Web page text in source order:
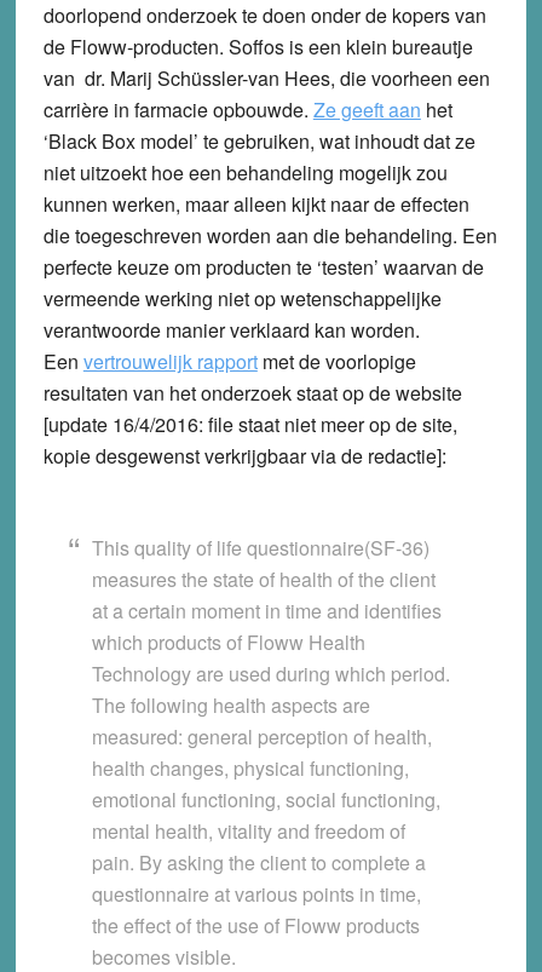
doorlopend onderzoek te doen onder de kopers van
de Floww-producten. Soffos is een klein bureautje
van dr. Marij Schüssler-van Hees, die voorheen een
carrière in farmacie opbouwde. Ze geeft aan het
‘Black Box model’ te gebruiken, wat inhoudt dat ze
niet uitzoekt hoe een behandeling mogelijk zou
kunnen werken, maar alleen kijkt naar de effecten
die toegeschreven worden aan die behandeling. Een
perfecte keuze om producten te ‘testen’ waarvan de
vermeende werking niet op wetenschappelijke
verantwoorde manier verklaard kan worden.
Een vertrouwelijk rapportmet de voorlopige
resultaten van het onderzoek staat op de website
[update 16/4/2016: file staat niet meer op de site,
kopie desgewenst verkrijgbaar via de redactie]:
This quality of life questionnaire(SF-36)
measures the state of health of the client
at a certain moment in time and identifies
which products of Floww Health
Technology are used during which period.
The following health aspects are
measured: general perception of health,
health changes, physical functioning,
emotional functioning, social functioning,
mental health, vitality and freedom of
pain. By asking the client to complete a
questionnaire at various points in time,
the effect of the use of Floww products
becomes visible.